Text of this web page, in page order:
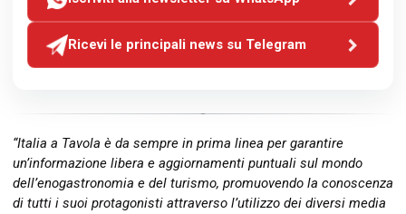
Ricevi le principali news su Telegram
“Italia a Tavola è da sempre in prima linea per garantire
un’informazione libera e aggiornamenti puntuali sul mondo
dell’enogastronomia e del turismo, promuovendo la conoscenza
di tutti i suoi protagonisti attraverso l’utilizzo dei diversi media